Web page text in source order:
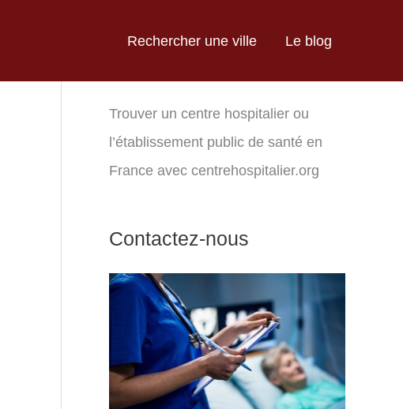
Rechercher une ville Le blog
Trouver un centre hospitalier ou
l’établissement public de santé en
France avec centrehospitalier.org
Contactez-nous